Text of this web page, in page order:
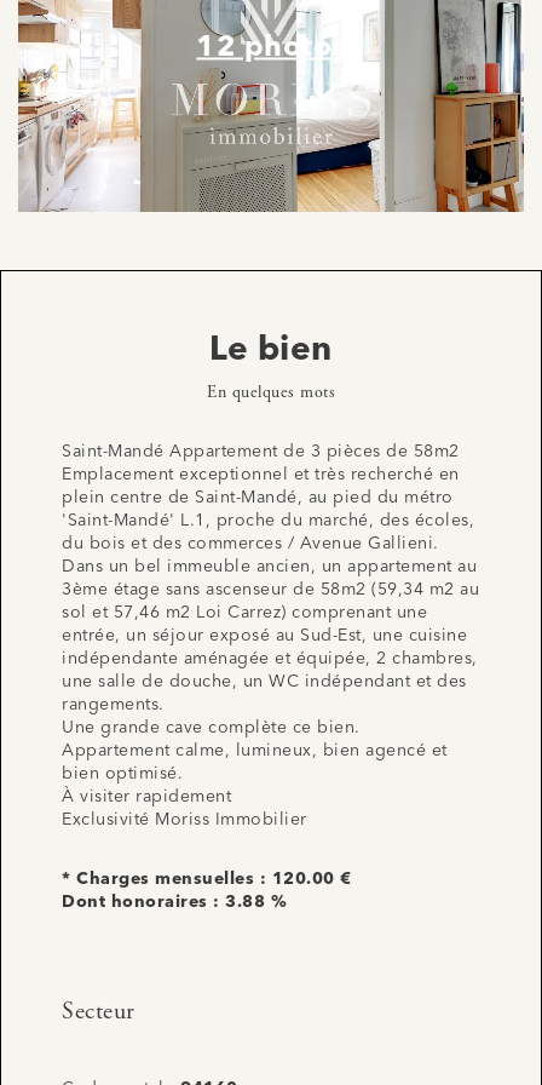
12 photos
Le bien
En quelques mots
Saint-Mandé Appartement de 3 pièces de 58m2
Emplacement exceptionnel et très recherché en
plein centre de Saint-Mandé, au pied du métro
'Saint-Mandé' L.1, proche du marché, des écoles,
du bois et des commerces / Avenue Gallieni.
Dans un bel immeuble ancien, un appartement au
3ème étage sans ascenseur de 58m2 (59,34 m2 au
sol et 57,46 m2 Loi Carrez) comprenant une
entrée, un séjour exposé au Sud-Est, une cuisine
indépendante aménagée et équipée, 2 chambres,
une salle de douche, un WC indépendant et des
rangements.
Une grande cave complète ce bien.
Appartement calme, lumineux, bien agencé et
bien optimisé.
À visiter rapidement
Exclusivité Moriss Immobilier
* Charges mensuelles : 120.00 €
Dont honoraires : 3.88 %
Secteur